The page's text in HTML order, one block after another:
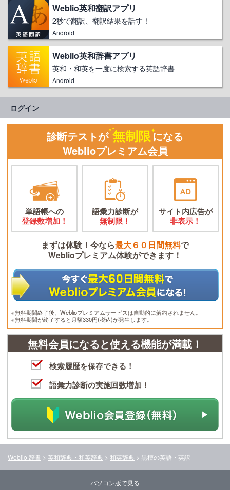
Weblio英和翻訳アプリ
2秒で翻訳、翻訳結果を話す！
Android
Weblio英和辞書アプリ
英和・和英を一度に検索する英語辞書
Android
ログイン
診断テストが 無制限になる
Weblioプレミアム会員
単語帳への
登録数増加！
語彙力診断が
無制限！
サイト内広告が
非表示！
まずは体験！今なら最大６０日間無料で
Weblioプレミアム体験ができます！
※無料期間終了後、Weblioプレミアムサービスは自動的に解約されません。
※無料期間が終了すると月額330円(税込)が発生します。
無料会員になると使える機能が満載！
検索履歴を保存できる！
語彙力診断の実施回数増加！
Weblio 辞書 > 英和辞典・和英辞典 > 和英辞典 > 黒檀の英語・英訳
パソコン版で見る